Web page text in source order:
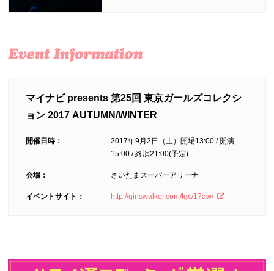
マイナビ presents 第25回 東京ガールズコレクシ
ョン 2017 AUTUMN/WINTER
開催日時：
2017年9月2日（土）開場13:00 / 開演
15:00 / 終演21:00(予定)
会場： さいたまスーパーアリーナ
イベントサイト： http://girlswalker.com/tgc/17aw/